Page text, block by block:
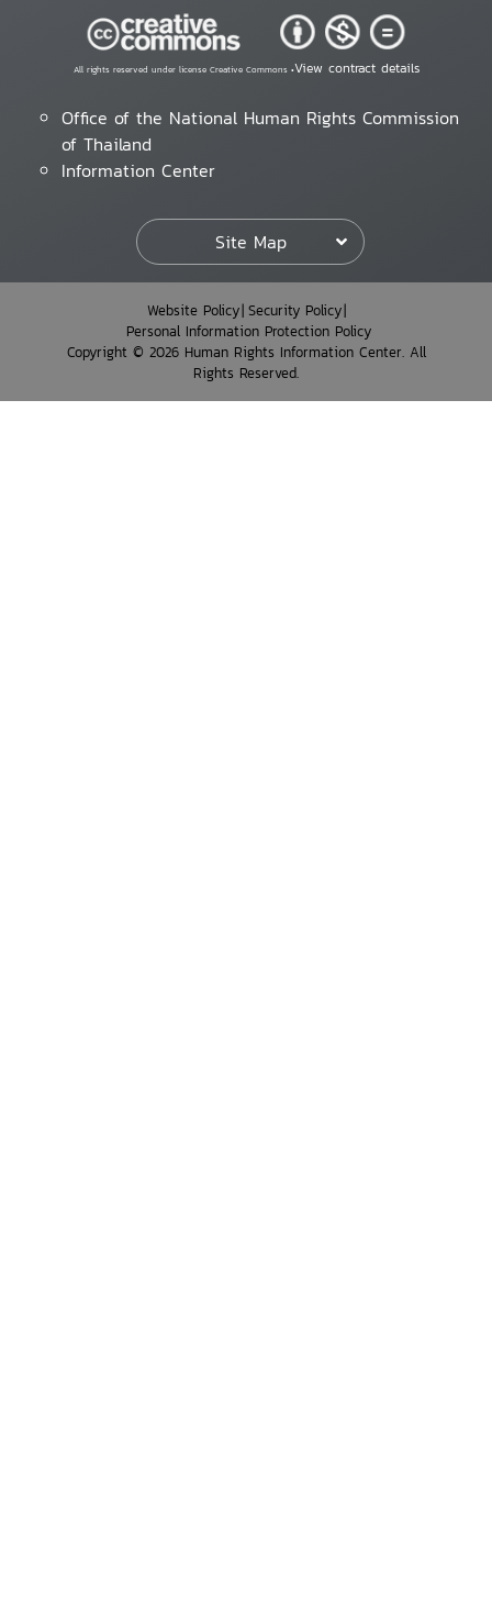
All rights reserved under license Creative Commons •View contract details
Office of the National Human Rights Commission
of Thailand
Information Center
Site Map
Website Policy Security Policy
Personal Information Protection Policy
Copyright © 2026 Human Rights Information Center. All
Rights Reserved.